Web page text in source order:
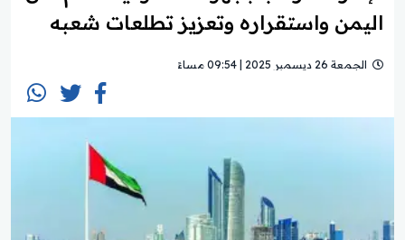
اليمن واستقراره وتعزيز تطلعات شعبه
الجمعة 26 ديسمبر 2025 | 09:54 مساءً